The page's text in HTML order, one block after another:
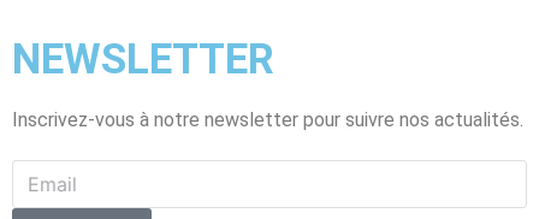
NEWSLETTER
Inscrivez-vous à notre newsletter pour suivre nos actualités.